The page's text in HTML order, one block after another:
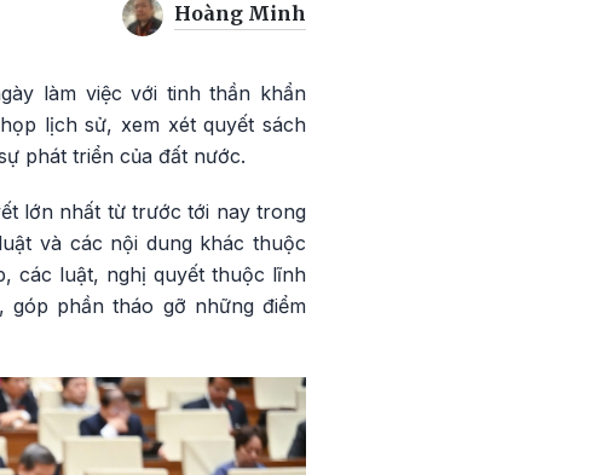
Hoàng Minh
làm việc với tinh thần khẩn
lịch sử, xem xét quyết sách
phát triển của đất nước.
lớn nhất từ trước tới nay trong
và các nội dung khác thuộc
các luật, nghị quyết thuộc lĩnh
phần tháo gỡ những điểm